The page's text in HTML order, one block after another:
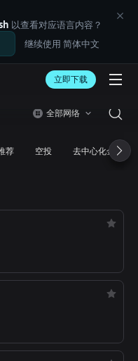
以查看对应语言内容？
继续使用 简体中文
立即下载
全部网络
荐 空投 去中心化金融